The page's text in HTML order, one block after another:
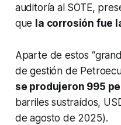
auditoría al SOTE,
que la corrosión fue
Aparte de estos
de gestión de
se produjeron 995
barriles sustraídos,
de agosto de 2025).